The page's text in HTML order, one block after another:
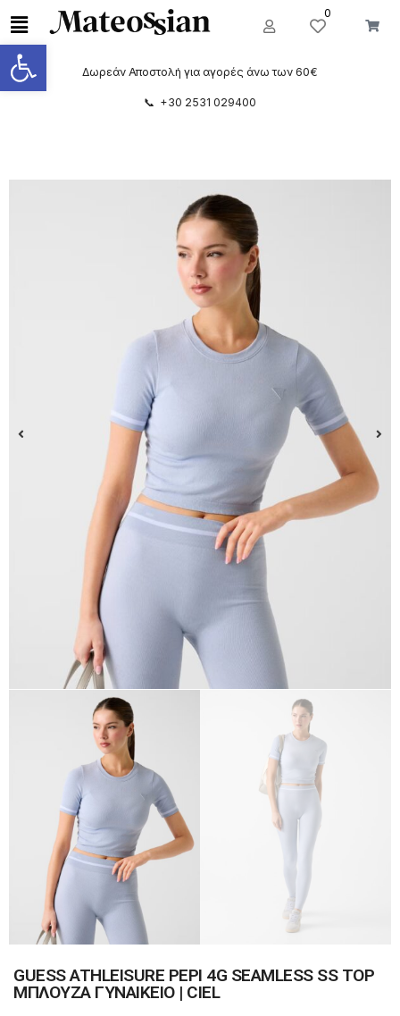
Ανοίξτε τη γραμμή εργαλείων
0
Δωρεάν Αποστολή για αγορές άνω των 60€
📞 +30 2531 029400
GUESS ATHLEISURE PEPI 4G SEAMLESS SS TOP
ΜΠΛΟΥΖΑ ΓΥΝΑΙΚΕΙΟ | CIEL